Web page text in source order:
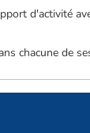
d'activité
chacune de